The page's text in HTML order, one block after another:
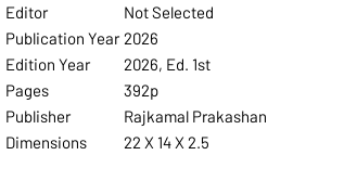
Editor
Not Selected
Publication Year 2026
Edition Year
2026, Ed. 1st
Pages
392p
Publisher
Rajkamal Prakashan
Dimensions
22 X 14 X 2.5